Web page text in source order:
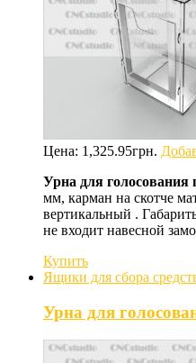
Цена: 1,325.95грн.
Урна для голосования
мм, карман на скотче
вертикальный .
не входит навесной
Купить
Ящики для сбора
Урна для